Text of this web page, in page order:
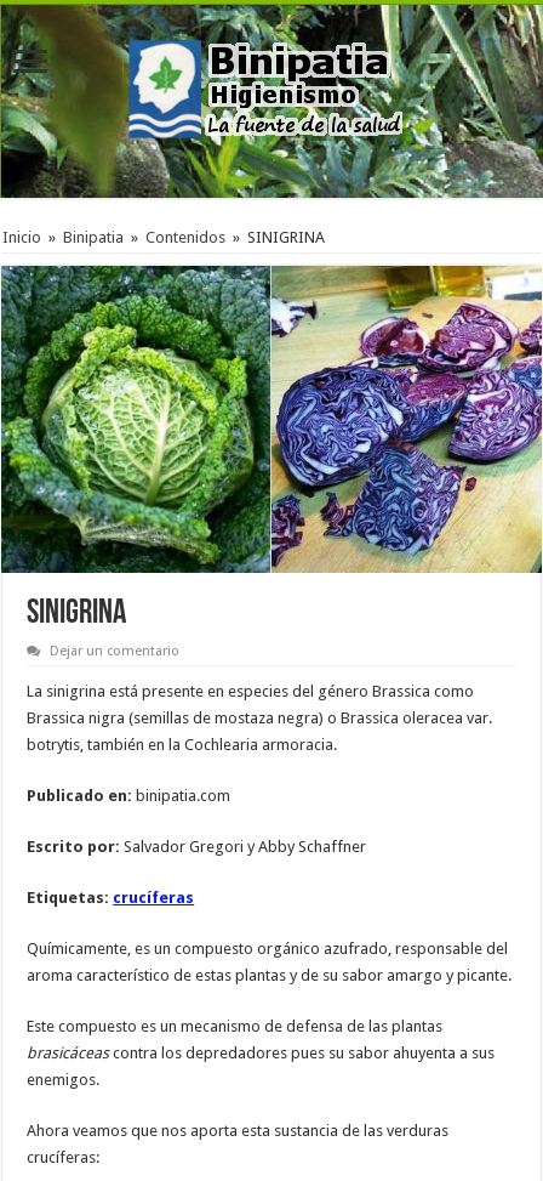
Inicio » Binipatia » Contenidos » SINIGRINA
SINIGRINA
Dejar un comentario
La sinigrina está presente en especies del género Brassica como
Brassica nigra (semillas de mostaza negra) o Brassica oleracea var.
botrytis, también en la Cochlearia armoracia.
Publicado en: binipatia.com
Escrito por:Salvador Gregori y Abby Schaffner
Etiquetas: crucíferas
Químicamente, es un compuesto orgánico azufrado, responsable del
aroma característico de estas plantas y de su sabor amargo y picante.
Este compuesto es un mecanismo de defensa de las plantas
brasicáceascontra los depredadores pues su sabor ahuyenta a sus
enemigos.
Ahora veamos que nos aporta esta sustancia de las verduras
crucíferas: